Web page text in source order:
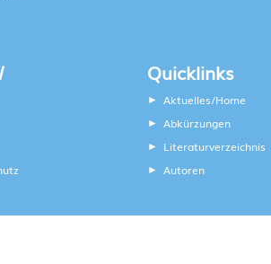
Quicklinks
Aktuelles/Home
Abkürzungen
Literaturverzeichnis
Autoren